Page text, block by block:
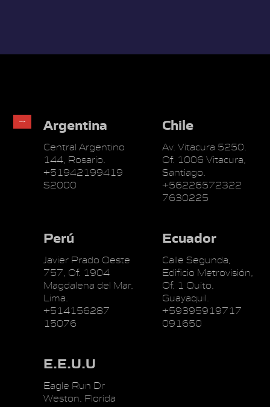
Argentina
Central Argentino
144, Rosario.
+51942199419
S2000
Chile
Av. Vitacura 5250.
Of. 1006 Vitacura,
Santiago.
+56226572322
7630225
Perú
Javier Prado Oeste
757, Of. 1904
Magdalena del Mar,
Lima.
+514156287
15076
Ecuador
Calle Segunda,
Edificio Metrovisión,
Of. 1 Quito,
Guayaquil.
+59395919717
091650
E.E.U.U
Eagle Run Dr
Weston, Florida